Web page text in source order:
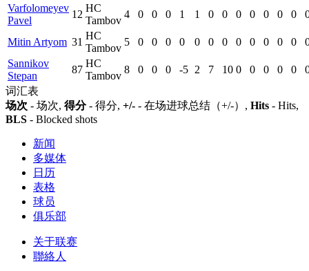
Varfolomeyev
Pavel
12
HC
Tambov
4 0 0 0 1 1 0 0 0 0 0 0 0
Mitin Artyom 31
HC
Tambov
5 0 0 0 0 0 0 0 0 0 0 0 0
Sannikov
Stepan
87
HC
Tambov
8 0 0 0 -5 2 7 10 0 0 0 0 0
词汇表
场次 - 场次, 得分- 得分, +/- - 在场进球总结（+/-）, Hits - Hits,
BLS - Blocked shots
新闻
多媒体
日历
表格
球员
俱乐部
关于联赛
聯絡人